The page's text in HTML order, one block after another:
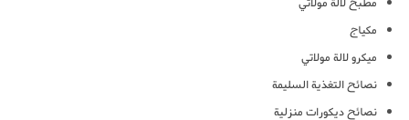
مكياج
ميكرو لالة مولاتي
نصائح التغذية السليمة
نصائح ديكورات منزلية